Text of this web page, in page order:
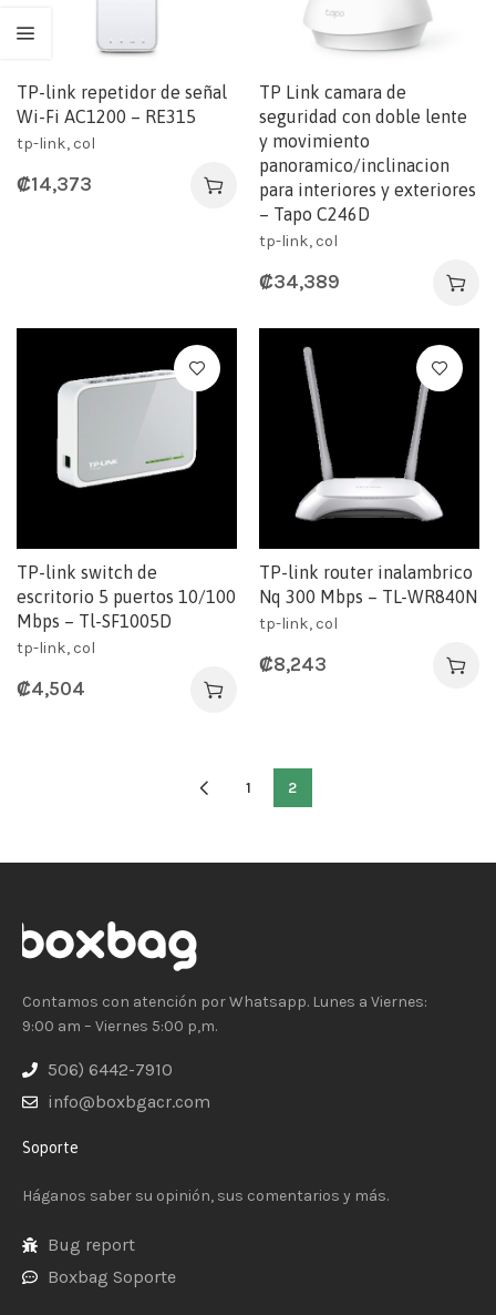
TP-link repetidor de señal
Wi-Fi AC1200 – RE315
tp-link, col
₡14,373
TP Link camara de
seguridad con doble lente
y movimiento
panoramico/inclinacion
para interiores y exteriores
– Tapo C246D
tp-link, col
₡34,389
TP-link switch de
escritorio 5 puertos 10/100
Mbps – Tl-SF1005D
tp-link, col
₡4,504
TP-link router inalambrico
Nq 300 Mbps – TL-WR840N
tp-link, col
₡8,243
1 2
Contamos con atención por Whatsapp. Lunes a Viernes:
9:00 am – Viernes 5:00 p,m.
506) 6442-7910
info@boxbgacr.com
Soporte
Háganos saber su opinión, sus comentarios y más.
Bug report
Boxbag Soporte